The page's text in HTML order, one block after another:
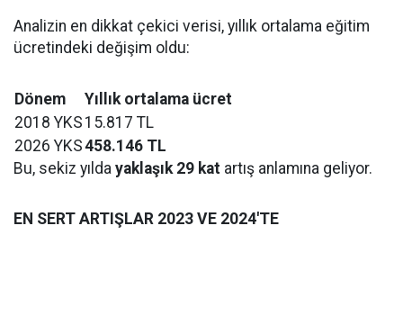
Analizin en dikkat çekici verisi, yıllık ortalama eğitim
ücretindeki değişim oldu:
Dönem
Yıllık ortalama ücret
2018 YKS 15.817 TL
2026 YKS458.146 TL
Bu, sekiz yılda yaklaşık 29 kat artış anlamına geliyor.
EN SERT ARTIŞLAR 2023 VE 2024'TE